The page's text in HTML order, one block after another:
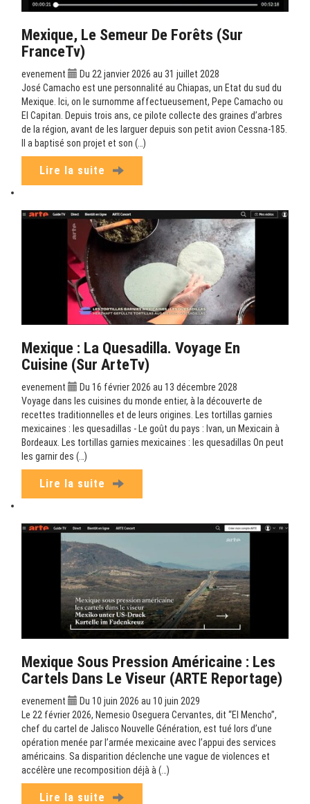
Mexique, Le Semeur De Forêts (sur
FranceTv)
evenement
Du 22 janvier 2026 au 31 juillet 2028
José Camacho est une personnalité au Chiapas, un Etat du sud du
Mexique. Ici, on le surnomme affectueusement, Pepe Camacho ou
El Capitan. Depuis trois ans, ce pilote collecte des graines d’arbres
de la région, avant de les larguer depuis son petit avion Cessna-185.
Il a baptisé son projet et son (…)
Lire la suite
Mexique : La Quesadilla. Voyage En
Cuisine (sur ArteTv)
evenement
Du 16 février 2026 au 13 décembre 2028
Voyage dans les cuisines du monde entier, à la découverte de
recettes traditionnelles et de leurs origines. Les tortillas garnies
mexicaines : les quesadillas - Le goût du pays : Ivan, un Mexicain à
Bordeaux. Les tortillas garnies mexicaines : les quesadillas On peut
les garnir des (…)
Lire la suite
Mexique Sous Pression Américaine : Les
Cartels Dans Le Viseur (ARTE Reportage)
evenement
Du 10 juin 2026 au 10 juin 2029
Le 22 février 2026, Nemesio Oseguera Cervantes, dit “El Mencho”,
chef du cartel de Jalisco Nouvelle Génération, est tué lors d’une
opération menée par l’armée mexicaine avec l’appui des services
américains. Sa disparition déclenche une vague de violences et
accélère une recomposition déjà à (…)
Lire la suite